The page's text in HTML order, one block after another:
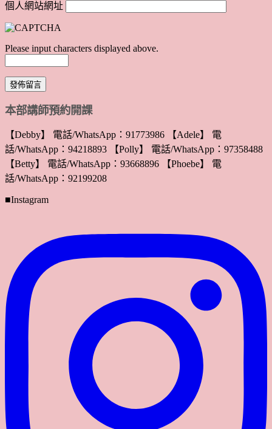
個人網站網址
Please input characters displayed above.
本部講師預約開課
【Debby】 電話/WhatsApp：91773986 【Adele】 電
話/WhatsApp：94218893 【Polly】 電話/WhatsApp：97358488
【Betty】 電話/WhatsApp：93668896 【Phoebe】 電
話/WhatsApp：92199208
■Instagram